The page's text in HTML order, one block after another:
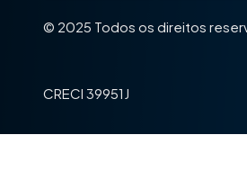
© 2025 Todos os direitos
CRECI 39951J